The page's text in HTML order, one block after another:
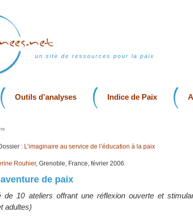
un site de ressources pour la paix
Outils d’analyses Indice de Paix
: L’imaginaire au service de l’éducation à la paix
Rouhier, Grenoble, France, février 2006
de paix
de 10 ateliers offrant une réflexion ouverte et
adultes)